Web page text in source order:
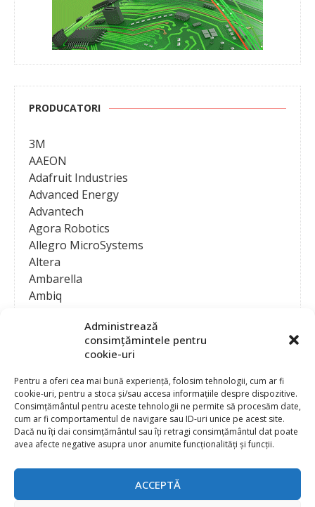
Administrează
consimțămintele pentru
cookie-uri
Pentru a oferi cea mai bună experiență, folosim tehnologii, cum ar fi
cookie-uri, pentru a stoca și/sau accesa informațiile despre dispozitive.
Consimțământul pentru aceste tehnologii ne permite să procesăm date,
cum ar fi comportamentul de navigare sau ID-uri unice pe acest site.
Dacă nu îți dai consimțământul sau îți retragi consimțământul dat poate
avea afecte negative asupra unor anumite funcționalități și funcții.
ACCEPTĂ
PRODUCATORI
3M
AAEON
Adafruit Industries
Advanced Energy
Advantech
Agora Robotics
Allegro MicroSystems
Altera
Ambarella
Ambiq
Analog Devices
Anritsu Corporation
Ansys
APS
Arduino
Arm
Asentics
ATEN International
Contact Publicitate